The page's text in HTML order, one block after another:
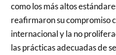
como los más altos
reafirmaron su compromiso
internacional y la no
las prácticas adecuadas de